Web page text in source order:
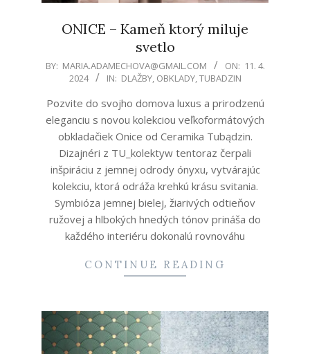
ONICE – Kameň ktorý miluje
svetlo
2024-
11
BY: MARIA.ADAMECHOVA@GMAIL.COM ON: 11. 4.
2024
IN: DLAŽBY, OBKLADY,TUBADZIN
Pozvite do svojho domova luxus a prirodzenú
eleganciu s novou kolekciou veľkoformátových
obkladačiek Onice od Ceramika Tubądzin.
Dizajnéri z TU_kolektyw tentoraz čerpali
inšpiráciu z jemnej odrody ónyxu, vytvárajúc
kolekciu, ktorá odráža krehkú krásu svitania.
Symbióza jemnej bielej, žiarivých odtieňov
ružovej a hlbokých hnedých tónov prináša do
každého interiéru dokonalú rovnováhu
CONTINUE READING